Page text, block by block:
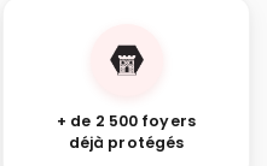
+ de 2 500 foyers
déjà protégés